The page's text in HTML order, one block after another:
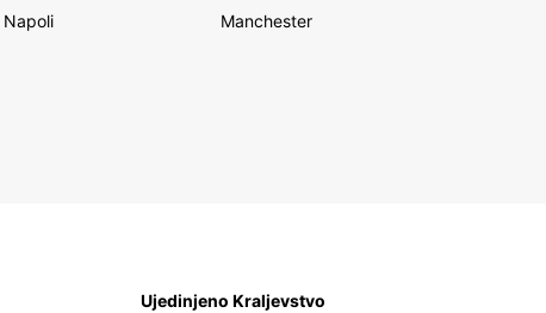
Napoli
Manchester
Ujedinjeno Kraljevstvo